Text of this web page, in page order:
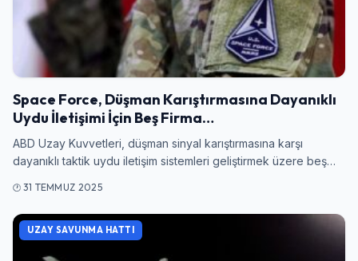
Space Force, Düşman Karıştırmasına Dayanıklı
Uydu İletişimi İçin Beş Firma…
ABD Uzay Kuvvetleri, düşman sinyal karıştırmasına karşı
dayanıklı taktik uydu iletişim sistemleri geliştirmek üzere beş…
31 TEMMUZ 2025
UZAY SAVUNMA HATTI
Giriş Yap